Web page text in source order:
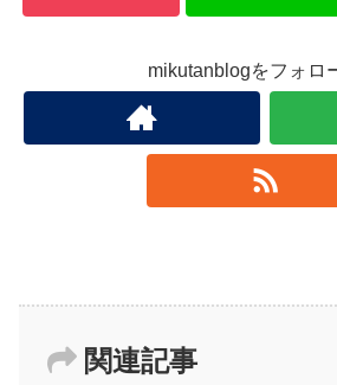
mikutanblogをフォロ
関連記事